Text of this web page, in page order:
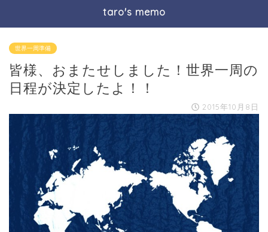
taro's memo
世界一周準備
皆様、おまたせしました！世界一周の
日程が決定したよ！！
2015年10月8日